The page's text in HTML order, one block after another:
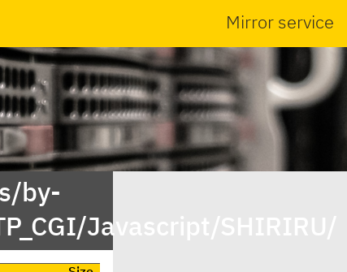
Mirror service
by-
Javascript/SHIRIRU/